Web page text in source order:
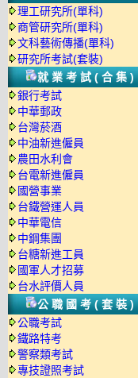
理工研究所(單科)
商管研究所(單科)
文科藝術傳播(單科)
研究所考試(套裝)
就業考試(合集)
銀行考試
中華郵政
台灣菸酒
中油新進僱員
農田水利會
台電新進僱員
國營事業
台鐵營運人員
中華電信
中鋼集團
台糖新進工員
國軍人才招募
台水評價人員
公職國考(套裝)
公職考試
鐵路特考
警察類考試
專技證照考試